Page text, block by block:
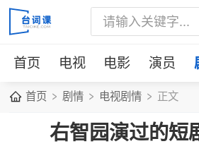
首页 电视 电影 演员
首页 剧情 电视剧情 正文
右智园演过的短